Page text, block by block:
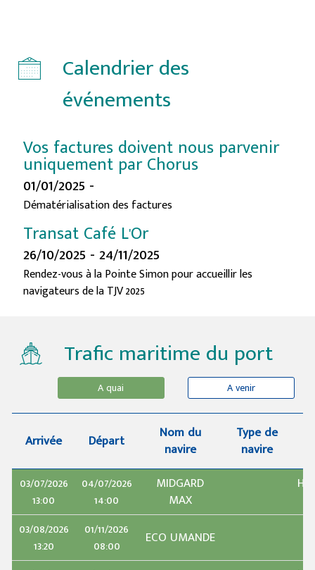
Calendrier des
événements
Vos factures doivent nous parvenir
uniquement par Chorus
01/01/2025 -
Dématérialisation des factures
Transat Café L'Or
26/10/2025 - 24/11/2025
Rendez-vous à la Pointe Simon pour accueillir les
navigateurs de la TJV 2025
Trafic maritime du port
A quai A venir
Arrivée Départ
Nom du
navire
Type de
navire
03/07/2026
13:00
04/07/2026
14:00
MIDGARD
MAX
03/08/2026
13:20
01/11/2026
08:00
ECO UMANDE